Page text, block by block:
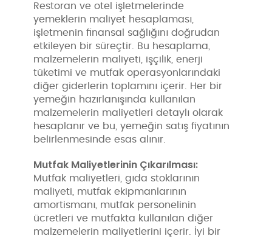
Restoran ve otel işletmelerinde
yemeklerin maliyet hesaplaması,
işletmenin finansal sağlığını doğrudan
etkileyen bir süreçtir. Bu hesaplama,
malzemelerin maliyeti, işçilik, enerji
tüketimi ve mutfak operasyonlarındaki
diğer giderlerin toplamını içerir. Her bir
yemeğin hazırlanışında kullanılan
malzemelerin maliyetleri detaylı olarak
hesaplanır ve bu, yemeğin satış fiyatının
belirlenmesinde esas alınır.
Mutfak Maliyetlerinin Çıkarılması:
Mutfak maliyetleri, gıda stoklarının
maliyeti, mutfak ekipmanlarının
amortismanı, mutfak personelinin
ücretleri ve mutfakta kullanılan diğer
malzemelerin maliyetlerini içerir. İyi bir